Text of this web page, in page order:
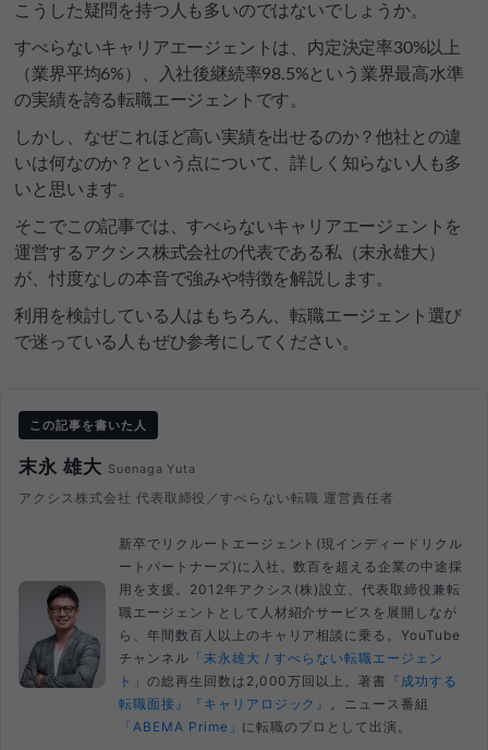
こうした疑問を持つ人も多いのではないでしょうか。
すべらないキャリアエージェントは、内定決定率30%以上
（業界平均6%）、入社後継続率98.5%という業界最高水準
の実績を誇る転職エージェントです。
しかし、なぜこれほど高い実績を出せるのか？他社との違
いは何なのか？という点について、詳しく知らない人も多
いと思います。
そこでこの記事では、すべらないキャリアエージェントを
運営するアクシス株式会社の代表である私（末永雄大）
が、忖度なしの本音で強みや特徴を解説します。
利用を検討している人はもちろん、転職エージェント選び
で迷っている人もぜひ参考にしてください。
この記事を書いた人
末永 雄大 Suenaga Yuta
アクシス株式会社 代表取締役／すべらない転職 運営責任者
新卒でリクルートエージェント(現インディードリクル
ートパートナーズ)に入社。数百を超える企業の中途採
用を支援。2012年アクシス(株)設立、代表取締役兼転
職エージェントとして人材紹介サービスを展開しなが
ら、年間数百人以上のキャリア相談に乗る。YouTube
チャンネル 「末永雄大 / すべらない転職エージェン
ト」 の総再生回数は2,000万回以上。著書 『成功する
転職面接』
『キャリアロジック』
。ニュース番組
「ABEMA Prime」 に転職のプロとして出演。